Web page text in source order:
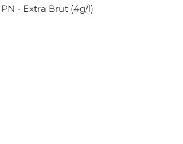
PN - Extra Brut (4g/l)